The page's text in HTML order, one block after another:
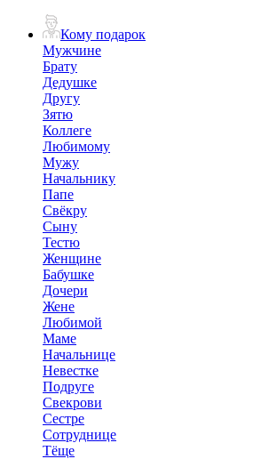
Кому подарок
Мужчине
Брату
Дедушке
Другу
Зятю
Коллеге
Любимому
Мужу
Начальнику
Папе
Свёкру
Сыну
Тестю
Женщине
Бабушке
Дочери
Жене
Любимой
Маме
Начальнице
Невестке
Подруге
Свекрови
Сестре
Сотруднице
Тёще